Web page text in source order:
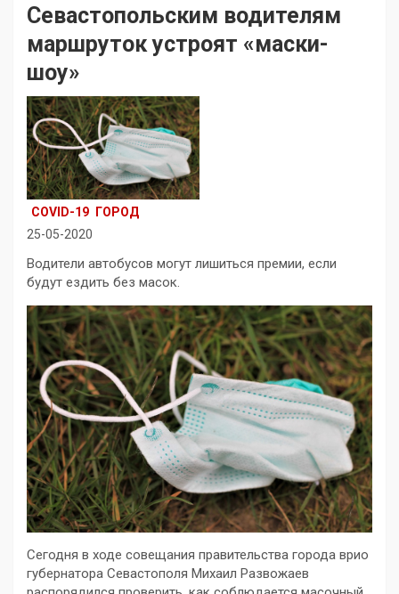
Севастопольским водителям
маршруток устроят «маски-
шоу»
COVID-19
ГОРОД
25-05-2020
Водители автобусов могут лишиться премии, если
будут ездить без масок.
Сегодня в ходе совещания правительства города врио
губернатора Севастополя Михаил Развожаев